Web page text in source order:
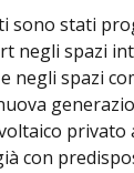
sono stati
negli spazi
negli spazi
privato
con